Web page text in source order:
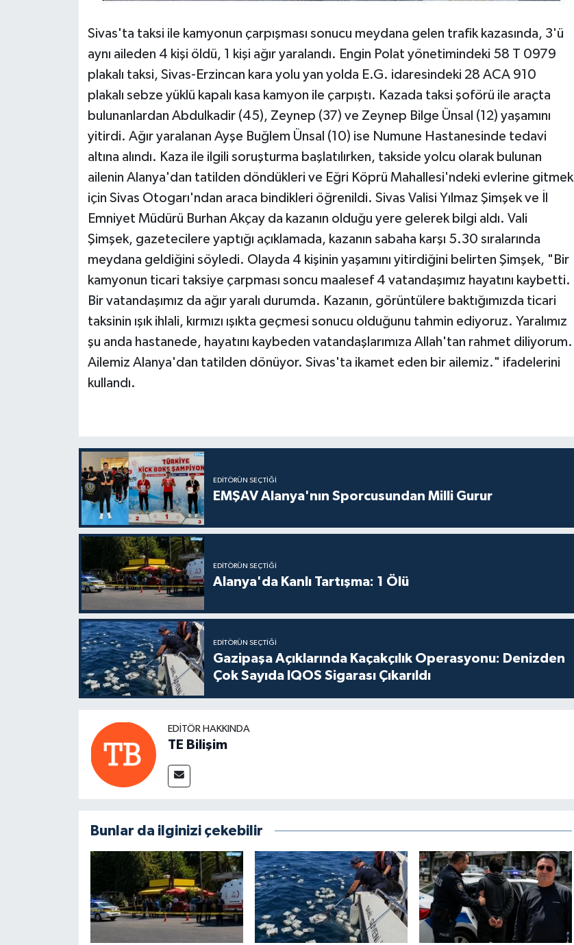
Sivas'ta taksi ile kamyonun çarpışması sonucu meydana gelen trafik kazasında, 3'ü
aynı aileden 4 kişi öldü, 1 kişi ağır yaralandı. Engin Polat yönetimindeki 58 T 0979
plakalı taksi, Sivas-Erzincan kara yolu yan yolda E.G. idaresindeki 28 ACA 910
plakalı sebze yüklü kapalı kasa kamyon ile çarpıştı. Kazada taksi şoförü ile araçta
bulunanlardan Abdulkadir (45), Zeynep (37) ve Zeynep Bilge Ünsal (12) yaşamını
yitirdi. Ağır yaralanan Ayşe Buğlem Ünsal (10) ise Numune Hastanesinde tedavi
altına alındı. Kaza ile ilgili soruşturma başlatılırken, takside yolcu olarak bulunan
ailenin Alanya'dan tatilden döndükleri ve Eğri Köprü Mahallesi'ndeki evlerine gitmek
için Sivas Otogarı'ndan araca bindikleri öğrenildi. Sivas Valisi Yılmaz Şimşek ve İl
Emniyet Müdürü Burhan Akçay da kazanın olduğu yere gelerek bilgi aldı. Vali
Şimşek, gazetecilere yaptığı açıklamada, kazanın sabaha karşı 5.30 sıralarında
meydana geldiğini söyledi. Olayda 4 kişinin yaşamını yitirdiğini belirten Şimşek, "Bir
kamyonun ticari taksiye çarpması soncu maalesef 4 vatandaşımız hayatını kaybetti.
Bir vatandaşımız da ağır yaralı durumda. Kazanın, görüntülere baktığımızda ticari
taksinin ışık ihlali, kırmızı ışıkta geçmesi sonucu olduğunu tahmin ediyoruz. Yaralımız
şu anda hastanede, hayatını kaybeden vatandaşlarımıza Allah'tan rahmet diliyorum.
Ailemiz Alanya'dan tatilden dönüyor. Sivas'ta ikamet eden bir ailemiz." ifadelerini
kullandı.
EDITÖRÜN SEÇTIĞI
EMŞAV Alanya'nın Sporcusundan Milli Gurur
EDITÖRÜN SEÇTIĞI
Alanya'da Kanlı Tartışma: 1 Ölü
EDITÖRÜN SEÇTIĞI
Gazipaşa Açıklarında Kaçakçılık Operasyonu: Denizden
Çok Sayıda IQOS Sigarası Çıkarıldı
EDITÖR HAKKINDA
TE Bilişim
Bunlar da ilginizi çekebilir